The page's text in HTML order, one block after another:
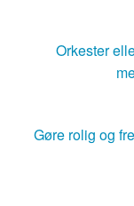
Orkester
Gøre rolig og